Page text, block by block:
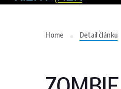
Home Detail článku